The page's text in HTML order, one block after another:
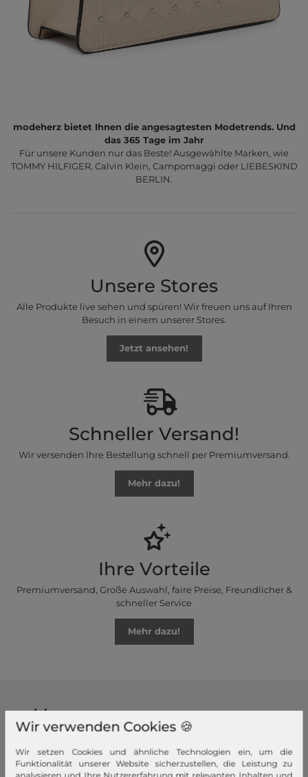
modeherz bietet Ihnen die angesagtesten Modetrends. Und
das 365 Tage im Jahr
Für unsere Kunden nur das Beste! Ausgewählte Marken, wie
TOMMY HILFIGER, Calvin Klein, Campomaggi oder LIEBESKIND
BERLIN.
Unsere Stores
Alle Produkte live sehen und spüren! Wir freuen uns auf Ihren
Besuch in einem unserer Stores.
Jetzt ansehen!
Schneller Versand!
Wir versenden Ihre Bestellung schnell per Premiumversand.
Mehr dazu!
Ihre Vorteile
Premiumversand, Große Auswahl, faire Preise, Freundlicher &
schneller Service
Mehr dazu!
modeherz
AGB
Widerrufsrecht
Wir verwenden Cookies 🍪
Wir setzen Cookies und ähnliche Technologien ein, um die
Funktionalität unserer Website sicherzustellen, die Leistung zu